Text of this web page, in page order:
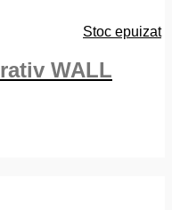
Stoc epuizat
WALL